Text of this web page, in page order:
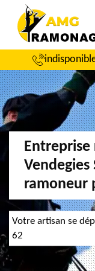
Vendegies
ramoneur
Votre artisan se
62